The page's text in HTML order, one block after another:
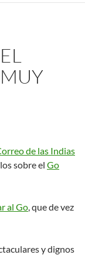
de las Indias
sobre el Go
al Go, que de vez
y dignos